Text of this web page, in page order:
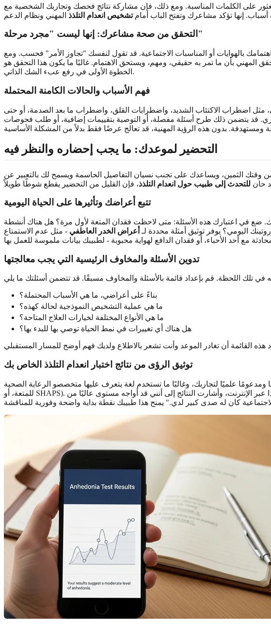
على الكلمات المناسبة. ومع ذلك، فإن مشاركة نتائج فحصك وتجاربك الشخصية مع
إنها تؤكد مشاعرك وتفتح الباب أمامتشخيص انعدام التلذذ
التحقق من صحة مشاعرك: إنها ليست "مجرد مرحلة"
بالهوايات أو المناسبات الاجتماعية. قد تقول لنفسك "تجاوز الأمر" فحسب. ومع
المهني بأن ما تمر به حقيقي، ومهم، ويستحق الاهتمام. غالبًا ما يكون هذا التحقق هو
الخطوة الأولى في رفع عبء الشك الذاتي.
فهم الأسباب والحالات الكامنة المحتملة
مثل اضطراب الاكتئاب الشديد، واضطرابات القلق، واضطراب ما بعد الصدمة، أو حتى
قد يتضمن ذلك طرح أسئلة مفصلة، أو التوصية بتقييمات إضافية، أو طلب فحوصات
التحضير لموعدك: ما يجب إحضاره والنظر فيه
وقتك الثمين، ويساعدك على تجنب نسيان التفاصيل الحاسمة ويسمح لك بالتعبير عن
حان للتحدث إلى طبيب حول انعدام التلذذ
تتبع أعراضك وتأثيرها على الحياة اليومية
ضع في اعتبارك هذه الأسئلة: متى لاحظت فقدان المتعة لأول مرة؟ هل هناك أنشطة
اليومي؟ يوفر توثيق أمثلة محددة لـ أعراض الخدر العاطفي - مثل عدم الاستمتاع
تدوين الأسئلة والمخاوف الرئيسية التي يجب معالجتها
بناءً على أعراضي، ما هي الأسباب المحتملة؟
ما هي عملية التشخيص النموذجية لحالة كهذه؟
ما هي الأنواع المختلفة لخيارات العلاج المتاحة؟
هل هناك أي تغييرات في نمط الحياة توصي بها للبدء بها؟
توثيق الرؤى من نتائج اختبار انعدام التلذذ الخاص بك
لتجاربك، وغالبًا ما تستخدم لغة يتعرف عليها متخصصو الرعاية الصحية (حيث يعتمد اختبارنا على مقياس سنايث-هاميلتون
للمتعة، أو SHAPS). اطبع نتائجك أو اجعلها جاهزة على هاتفك. يمكنك الرجوع إليها أثناء المحادثة، قائلًا شيئًا مثل: "لقد أجريت اختبار الفحص هذا عبر الإنترنت، وأشارت النتائج إلى أنني قد أواجه مستوى عاليًا من